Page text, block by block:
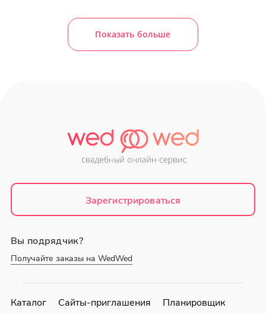
Показать больше
Зарегистрироваться
Вы подрядчик?
Получайте заказы на WedWed
Каталог Сайты-приглашения
Планировщик